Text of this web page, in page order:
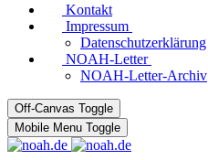
Kontakt
Impressum
Datenschutzerklärung
NOAH-Letter
NOAH-Letter-Archiv
Off-Canvas Toggle
Mobile Menu Toggle